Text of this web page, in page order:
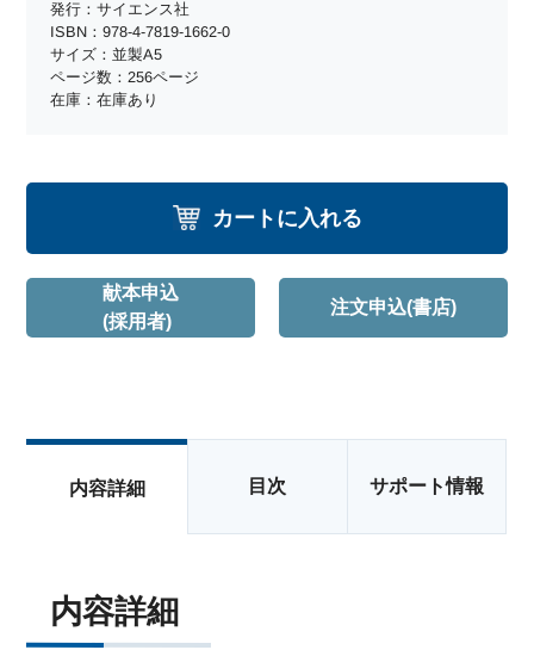
発行：サイエンス社
ISBN：978-4-7819-1662-0
サイズ：並製A5
ページ数：256ページ
在庫：在庫あり
カートに入れる
献本申込
(採用者)
注文申込(書店)
内容詳細 目次 サポート情報
内容詳細